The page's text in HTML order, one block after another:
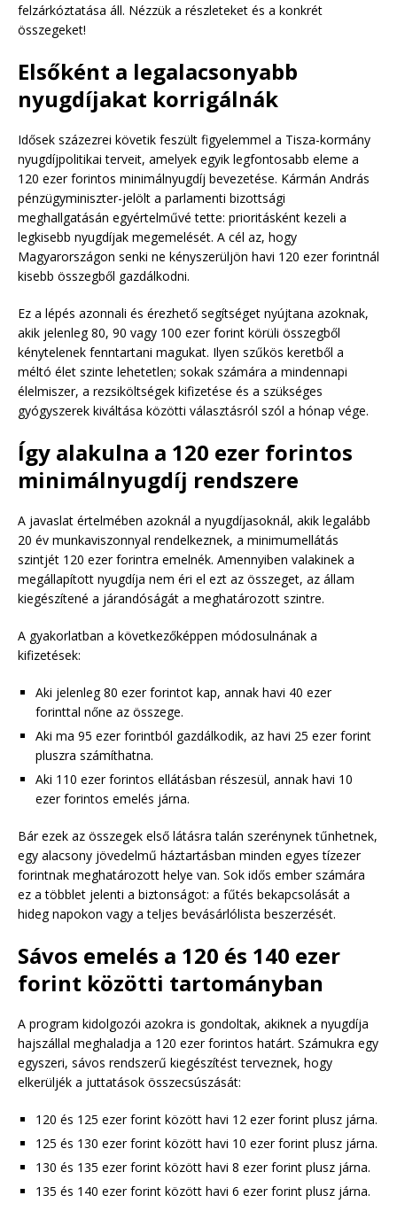
felzárkóztatása áll. Nézzük a részleteket és a konkrét
összegeket!
Elsőként a legalacsonyabb
nyugdíjakat korrigálnák
Idősek százezrei követik feszült figyelemmel a Tisza-kormány
nyugdíjpolitikai terveit, amelyek egyik legfontosabb eleme a
120 ezer forintos minimálnyugdíj bevezetése. Kármán András
pénzügyminiszter-jelölt a parlamenti bizottsági
meghallgatásán egyértelművé tette: prioritásként kezeli a
legkisebb nyugdíjak megemelését. A cél az, hogy
Magyarországon senki ne kényszerüljön havi 120 ezer forintnál
kisebb összegből gazdálkodni.
Ez a lépés azonnali és érezhető segítséget nyújtana azoknak,
akik jelenleg 80, 90 vagy 100 ezer forint körüli összegből
kénytelenek fenntartani magukat. Ilyen szűkös keretből a
méltó élet szinte lehetetlen; sokak számára a mindennapi
élelmiszer, a rezsiköltségek kifizetése és a szükséges
gyógyszerek kiváltása közötti választásról szól a hónap vége.
Így alakulna a 120 ezer forintos
minimálnyugdíj rendszere
A javaslat értelmében azoknál a nyugdíjasoknál, akik legalább
20 év munkaviszonnyal rendelkeznek, a minimumellátás
szintjét 120 ezer forintra emelnék. Amennyiben valakinek a
megállapított nyugdíja nem éri el ezt az összeget, az állam
kiegészítené a járandóságát a meghatározott szintre.
A gyakorlatban a következőképpen módosulnának a
kifizetések:
Aki jelenleg 80 ezer forintot kap, annak havi 40 ezer
forinttal nőne az összege.
Aki ma 95 ezer forintból gazdálkodik, az havi 25 ezer forint
pluszra számíthatna.
Aki 110 ezer forintos ellátásban részesül, annak havi 10
ezer forintos emelés járna.
Bár ezek az összegek első látásra talán szerénynek tűnhetnek,
egy alacsony jövedelmű háztartásban minden egyes tízezer
forintnak meghatározott helye van. Sok idős ember számára
ez a többlet jelenti a biztonságot: a fűtés bekapcsolását a
hideg napokon vagy a teljes bevásárlólista beszerzését.
Sávos emelés a 120 és 140 ezer
forint közötti tartományban
A program kidolgozói azokra is gondoltak, akiknek a nyugdíja
hajszállal meghaladja a 120 ezer forintos határt. Számukra egy
egyszeri, sávos rendszerű kiegészítést terveznek, hogy
elkerüljék a juttatások összecsúszását:
120 és 125 ezer forint között havi 12 ezer forint plusz járna.
125 és 130 ezer forint között havi 10 ezer forint plusz járna.
130 és 135 ezer forint között havi 8 ezer forint plusz járna.
135 és 140 ezer forint között havi 6 ezer forint plusz járna.